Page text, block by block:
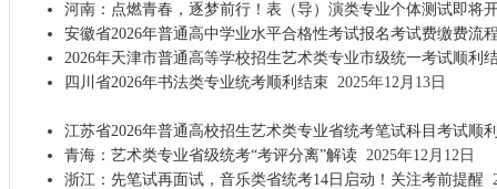
河南：点燃青春，逐梦前行！表（导）演类专业个体测试即将
安徽省2026年普通高中学业水平合格性考试报名考试费缴费流
2026年天津市普通高等学校招生艺术类专业市级统一考试顺利
四川省2026年书法类专业统考顺利结束2025年12月13日
江苏省2026年普通高校招生艺术类专业省统考笔试科目考试顺
青海：艺术类专业省级统考“考评分离”解读2025年12月12日
浙江：先笔试再面试，音乐类省统考14日启动！关注考前提醒